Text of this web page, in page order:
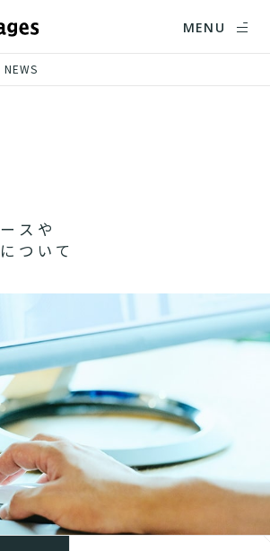
MENU
NEWS
ー ス や
に つ い て